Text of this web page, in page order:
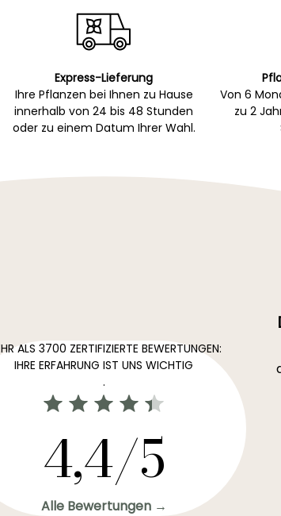
Express-Lieferung
Ihre Pflanzen bei Ihnen zu Hause
innerhalb von 24 bis 48 Stunden
oder zu einem Datum Ihrer Wahl.
Von 6
zu 2
ALS 3700 ZERTIFIZIERTE BEWERTUNGEN:
IHRE ERFAHRUNG IST UNS WICHTIG
.
4,4/5
Alle Bewertungen →